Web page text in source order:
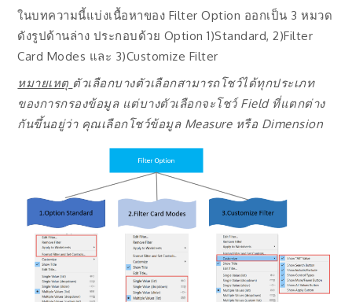
ในบทความนี้แบ่งเนื้อหาของ Filter Option ออกเป็น 3 หมวด
ดังรูปด้านล่าง ประกอบด้วย Option 1)Standard, 2)Filter
Card Modes และ 3)Customize Filter
หมายเหตุ ตัวเลือกบางตัวเลือกสามารถโชว์ได้ทุกประเภท
ของการกรองข้อมูล แต่บางตัวเลือกจะโชว์Field ที่แตกต่าง
กันขึ้นอยู่ว่า คุณเลือกโชว์ข้อมูล Measure หรือ Dimension